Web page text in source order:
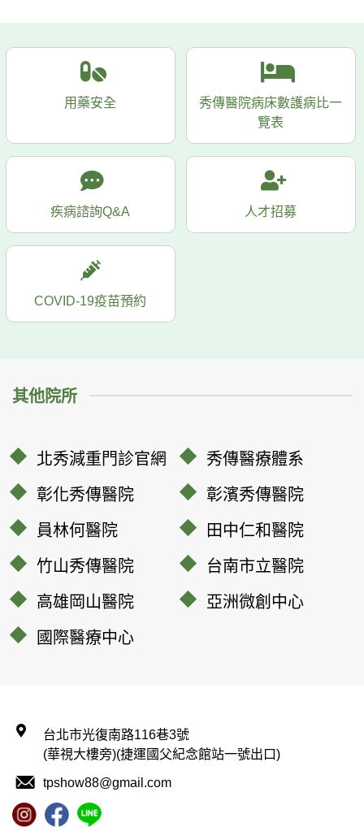
用藥安全
秀傳醫院病床數護病比一
覽表
疾病諮詢Q&A 人才招募
COVID-19疫苗預約
其他院所
北秀減重門診官網
秀傳醫療體系
彰化秀傳醫院
彰濱秀傳醫院
員林何醫院
田中仁和醫院
竹山秀傳醫院
台南市立醫院
高雄岡山醫院
亞洲微創中心
國際醫療中心
台北市光復南路116巷3號
(華視大樓旁)(捷運國父紀念館站一號出口)
tpshow88@gmail.com